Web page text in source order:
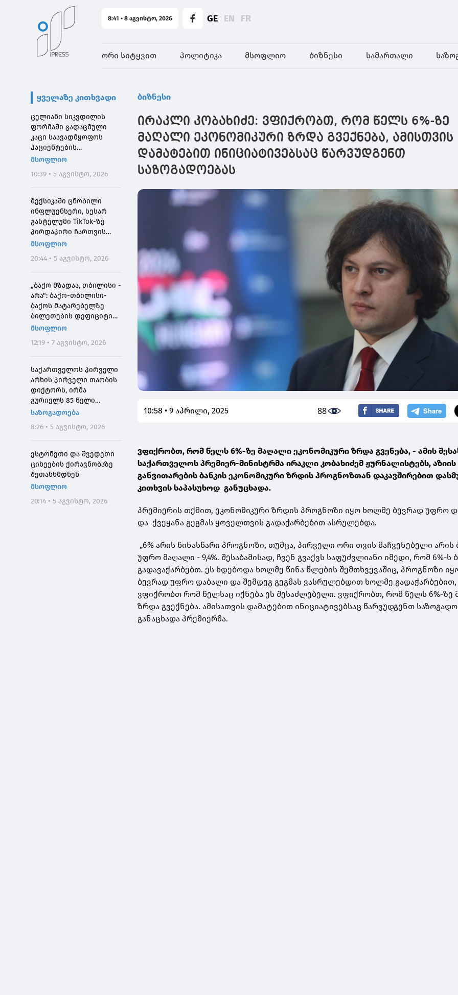
8:41 • 8 აგვისტო, 2026 GE EN FR
ორი სიტყვით პოლიტიკა მსოფლიო ბიზნესი სამართალი
ყველაზე კითხვადი
ცელიანი სიკვდილის
ფორმაში გადაცმული
კაცი საავადმყოფოს
პაციენტების
შეშინებისთვის
მსოფლიო
10:39 • 5 აგვისტო, 2026
მექსიკაში ცნობილი
ინფლუენსერი, სესარ
გასტელუმი TikTok-ზე
პირდაპირი ჩართვის
დროს მოკლეს
მსოფლიო
20:44 • 5 აგვისტო, 2026
„ბაქო მზადაა, თბილისი -
არა": ბაქო-თბილისი-
ბაქოს მატარებელზე
ბილეთების დეფიციტის
მიზეზი
მსოფლიო
12:19 • 7 აგვისტო, 2026
საქართველოს პირველი
არხის პირველი თაობის
დიქტორს, ირმა
გურიელს 85 წელი
შეუსრულდა
საზოგადოება
8:26 • 5 აგვისტო, 2026
ესტონეთი და შვედეთი
ციხეების ქირავნობაზე
შეთანხმდნენ
მსოფლიო
20:14 • 5 აგვისტო, 2026
ბიზნესი
ირაკლი კობახიძე: ვფიქრობთ, რომ წელს 6%-ზე
მაღალი ეკონომიკური ზრდა გვექნება, ამისთვის
დამატებით ინიციატივებსაც წარვუდგენთ
საზოგადოებას
10:58 • 9 აპრილი, 2025 88
ვფიქრობთ, რომ წელს 6%-ზე მაღალი ეკონომიკური ზრდა გვენება, - ამის
საქართველოს პრემიერ-მინისტრმა ირაკლი კობახიძემ ჟურნალისტებს, აზიის
განვითარების ბანკის ეკონომიკური ზრდის პროგნოზთან დაკავშირებით
კითხვის საპასუხოდ განუცხადა.
პრემიერის თქმით, ეკონომიკური ზრდის პროგნოზი იყო ხოლმე ბევრად უფრო
და ქვეყანა გეგმას ყოველთვის გადაჭარბებით ასრულებდა.
„6% არის წინასწარი პროგნოზი, თუმცა, პირველი ორი თვის მაჩვენებელი არის
უფრო მაღალი - 9,4%. შესაბამისად, ჩვენ გვაქვს საფუძვლიანი იმედი, რომ 6%-ს
გადავაჭარბებთ. ეს ხდებოდა ხოლმე წინა წლების შემთხვევაშიც, პროგნოზი
ბევრად უფრო დაბალი და შემდეგ გეგმას ვასრულებდით ხოლმე გადაჭარბებით,
ვფიქრობთ რომ წელსაც იქნება ეს შესაძლებელი. ვფიქრობთ, რომ წელს 6%-ზე
ზრდა გვექნება. ამისათვის დამატებით ინიციატივებსაც წარვუდგენთ
განაცხადა პრემიერმა.